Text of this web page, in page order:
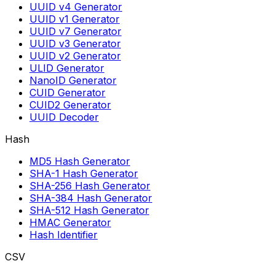
UUID v4 Generator
UUID v1 Generator
UUID v7 Generator
UUID v3 Generator
UUID v2 Generator
ULID Generator
NanoID Generator
CUID Generator
CUID2 Generator
UUID Decoder
Hash
MD5 Hash Generator
SHA-1 Hash Generator
SHA-256 Hash Generator
SHA-384 Hash Generator
SHA-512 Hash Generator
HMAC Generator
Hash Identifier
CSV